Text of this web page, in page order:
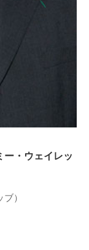
ー・ウェイレッ
）